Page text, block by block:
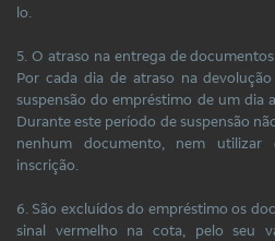
lo.
5. O atraso na entrega de
Por cada dia de atraso na
suspensão do empréstimo de um dia
Durante este período de suspensão
nenhum documento, nem utilizar
inscrição.
6. São excluídos do empréstimo os
sinal vermelho na cota, pelo seu